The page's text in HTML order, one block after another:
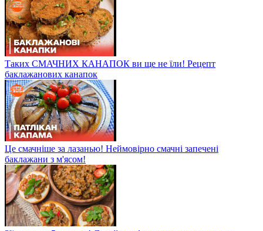
Таких СМАЧНИХ КАНАПОК ви ще не їли! Рецепт
баклажанових канапок
Це смачніше за лазанью! Неймовірно смачні запечені
баклажани з м'ясом!